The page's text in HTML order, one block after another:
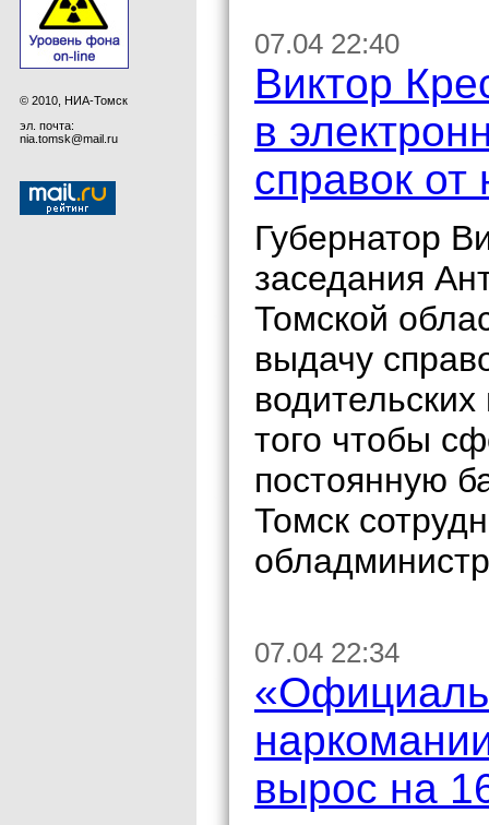
© 2010, НИА-Томск
эл. почта:
nia.tomsk@mail.ru
07.04 22:40
Виктор
в
справок от
Губернатор
заседания
Томской
выдачу
того чтобы
постоянную
Томск
07.04 22:34
вырос на